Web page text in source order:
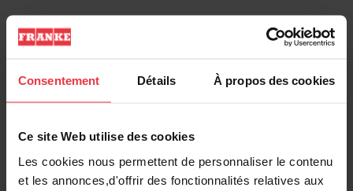
Consentement Détails À propos des cookies
Ce site Web utilise des cookies
Les cookies nous permettent de personnaliser le contenu
et les annonces,d'offrir des fonctionnalités relatives aux